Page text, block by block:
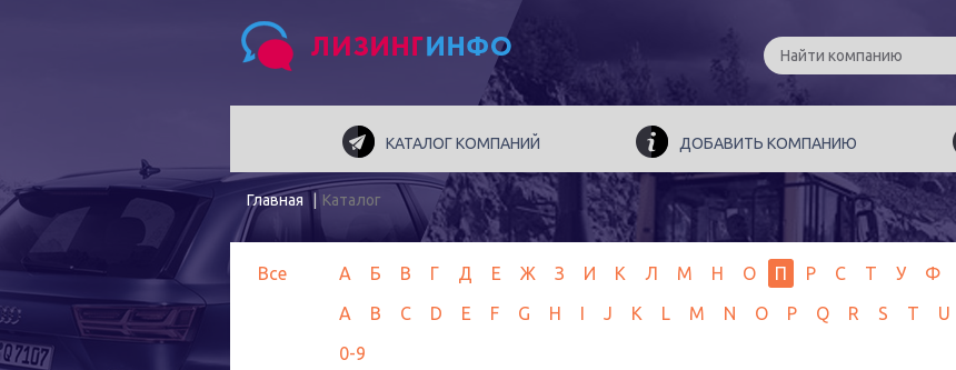
КАТАЛОГ КОМПАНИЙ ДОБАВИТЬ КОМПАНИЮ
Главная Каталог
Все А Б В Г Д Е Ж З И К Л М Н О П Р С Т У Ф
A
B C D E F G H I J K L M N O P Q R S T U
0-9